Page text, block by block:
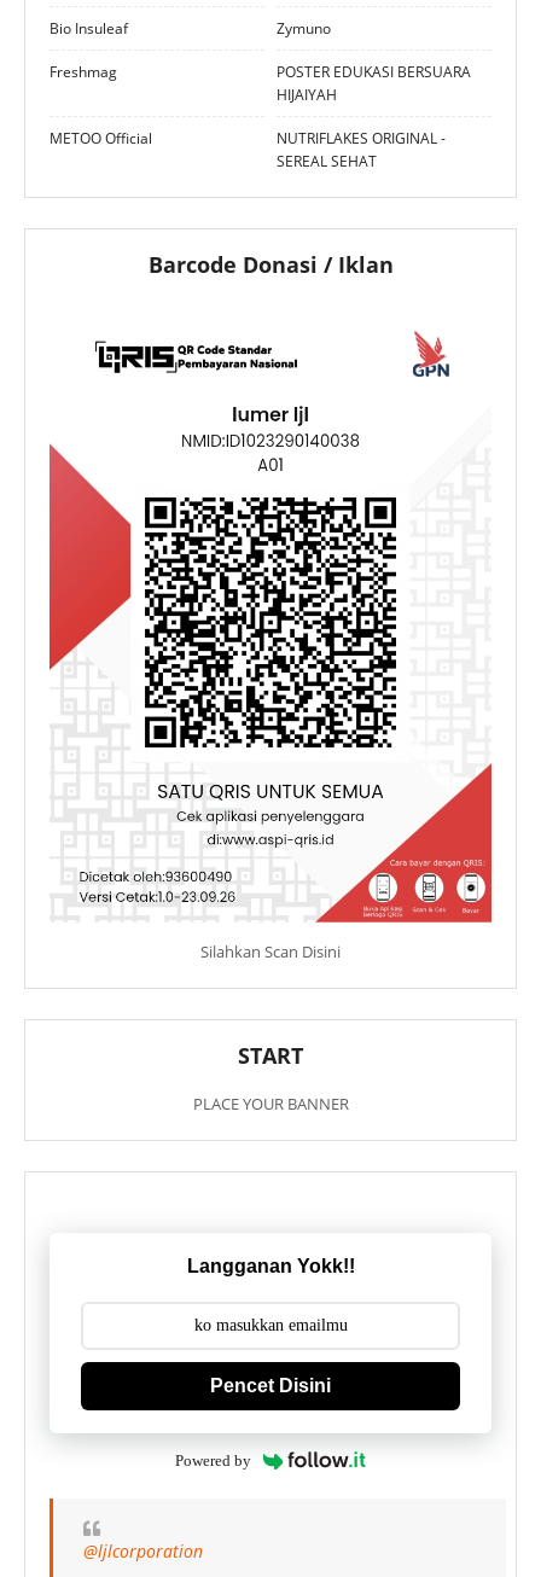
Bio Insuleaf Zymuno
Freshmag
POSTER EDUKASI BERSUARA
HIJAIYAH
METOO Official
NUTRIFLAKES ORIGINAL -
SEREAL SEHAT
Barcode Donasi / Iklan
Silahkan Scan Disini
START
PLACE YOUR BANNER
Langganan Yokk!!
Pencet Disini
Powered by
@ljlcorporation